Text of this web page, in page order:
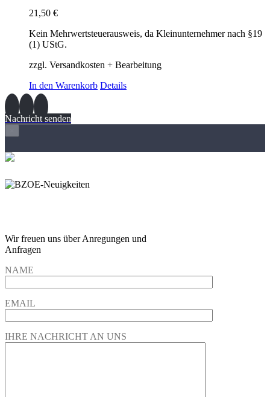
21,50 €
Kein Mehrwertsteuerausweis, da Kleinunternehmer nach §19
(1) UStG.
zzgl. Versandkosten + Bearbeitung
In den Warenkorb Details
Nachricht senden
Wir freuen uns über Anregungen und
Anfragen
NAME
EMAIL
IHRE NACHRICHT AN UNS